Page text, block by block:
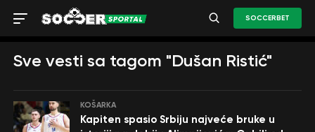
SOCCERBET
Sve vesti sa tagom "Dušan Ristić"
KOŠARKA
Kapiten spasio Srbiju najveće bruke u